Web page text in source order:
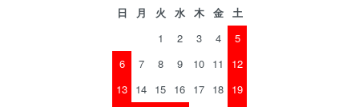
日 月 火 水 木 金
土
1
2 3 4
5
6
7 8 9 10 11
12
13 14 15 16 17 18 19